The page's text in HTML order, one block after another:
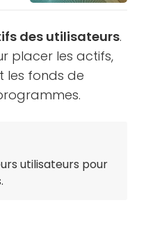
des utilisateurs.
placer les actifs,
les fonds de
utilisateurs pour